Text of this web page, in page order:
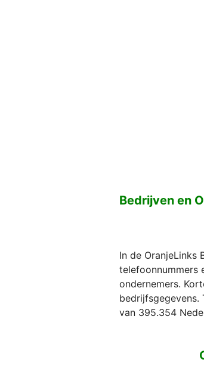
Bedrijven en
In de OranjeLinks
telefoonnummers
ondernemers.
bedrijfsgegevens.
van 395.354